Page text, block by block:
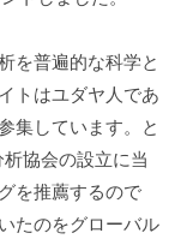
を普遍的な科学と
トはユダヤ人であ
集しています。と
協会の設立に当
を推薦するので
たのをグローバル